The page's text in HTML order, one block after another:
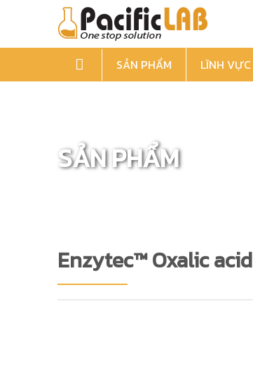
SẢN PHẨM LĨNH VỰC
SẢN PHẨM
Enzytec™ Oxalic acid